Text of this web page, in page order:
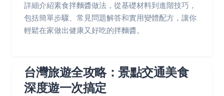
詳細介紹素食拌麵醬做法，從基礎材料到進階技巧，
包括簡單步驟、常見問題解答和實用變體配方，讓你
輕鬆在家做出健康又好吃的拌麵醬。
台灣旅遊全攻略：景點交通美食
深度遊一次搞定